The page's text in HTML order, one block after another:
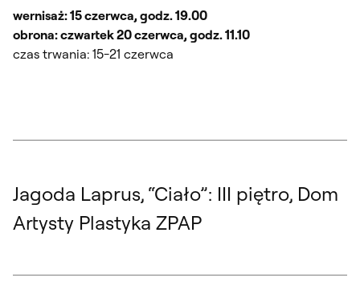
wernisaż: 15 czerwca, godz. 19.00
obrona: czwartek 20 czerwca, godz. 11.10
czas trwania: 15-21 czerwca
Jagoda Laprus, “Ciało”: III piętro, Dom
Artysty Plastyka ZPAP